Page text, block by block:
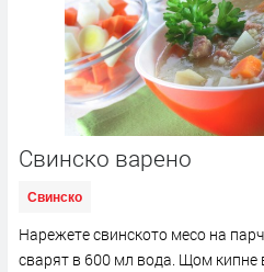
Свинско варено
Свинско
Нарежете свинското месо на
сварят в 600 мл вода. Щом кипне